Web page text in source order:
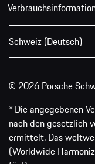
Schweiz (Deutsch)
© 2026 Porsche
* Die angegebenen
nach den gesetzlich
ermittelt. Das
(Worldwide